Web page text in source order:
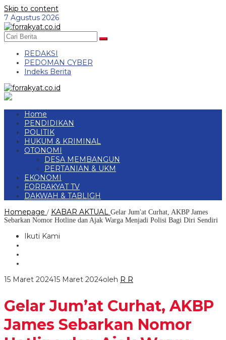
Skip to content
7 Agustus 2026
REDAKSI
PEDOMAN CYBER
Indeks Berita
Home
PENDIDIKAN
POLITIK
HUKUM & KRIMINAL
OTONOMI
DESA MEMBANGUN
PERTANIAN & UKM
EKONOMI
FORRAKYAT TV
DAKWAH & TABLIGH
Homepage / KABAR AKTUAL Gelar Jum'at Curhat, AKBP James
Sebarkan Nomor Hotline dan Ajak Warga Menjadi Polisi Bagi Diri Sendiri
Ikuti Kami
15 Maret 202415 Maret 2024oleh R R
Gelar Jum’at Curhat, AKBP
James Sebarkan Nomor